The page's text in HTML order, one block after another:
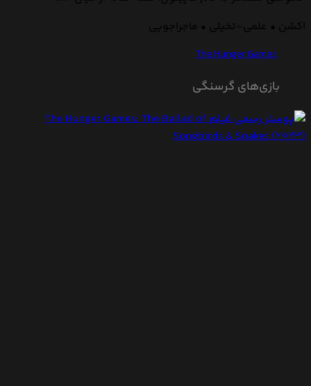
اکشن • علمی-تخیلی • ماجراجویی
The Hunger Games
بازی‌های گرسنگی